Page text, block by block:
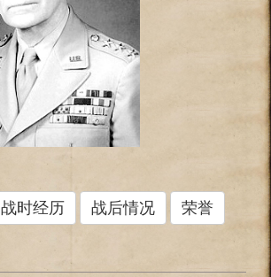
战时经历 战后情况
荣誉